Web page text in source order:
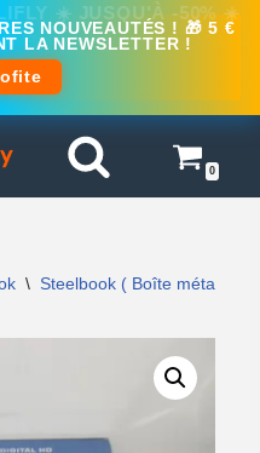
NOUVEAUTÉS ! 🎁 5 €
LA NEWSLETTER !
0
\ Steelbook ( Boîte métal )